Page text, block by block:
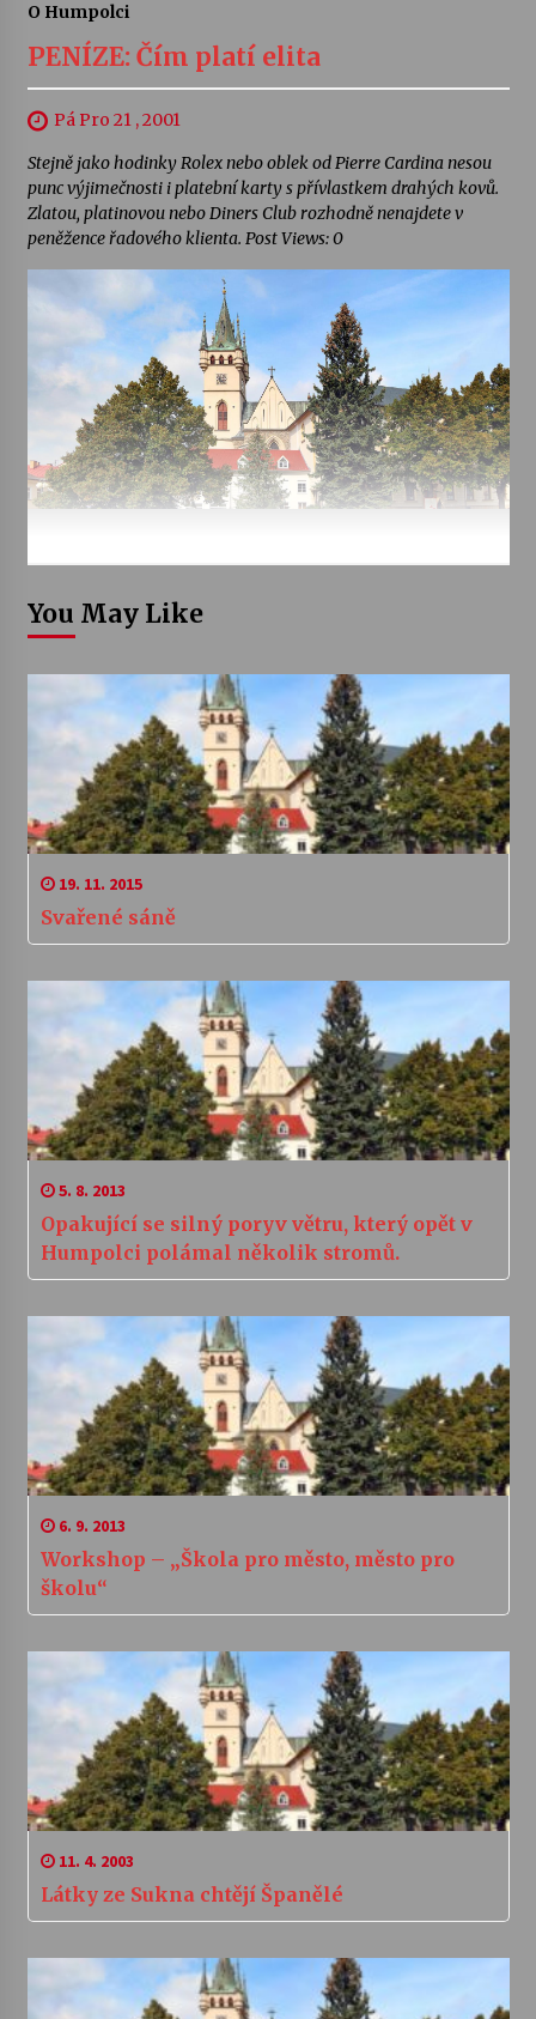
O Humpolci
PENÍZE: Čím platí elita
Pá Pro 21 , 2001
Stejně jako hodinky Rolex nebo oblek od Pierre Cardina nesou
punc výjimečnosti i platební karty s přívlastkem drahých kovů.
Zlatou, platinovou nebo Diners Club rozhodně nenajdete v
peněžence řadového klienta. Post Views: 0
You May Like
19. 11. 2015
Svařené sáně
5. 8. 2013
Opakující se silný poryv větru, který opět v
Humpolci polámal několik stromů.
6. 9. 2013
Workshop – „Škola pro město, město pro
školu“
11. 4. 2003
Látky ze Sukna chtějí Španělé